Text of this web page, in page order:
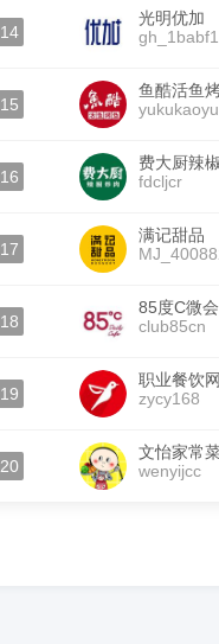
14
光明优加
15
鱼酷活鱼
16
费大厨辣
fdcljcr
17
满记甜品
18
85度C微
club85cn
19
职业餐饮
zycy168
20
文怡家常
wenyijcc